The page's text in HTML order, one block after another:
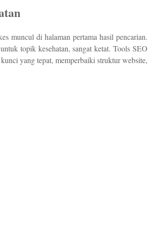
muncul di halaman pertama hasil pencarian.
topik kesehatan, sangat ketat. Tools SEO
yang tepat, memperbaiki struktur website,